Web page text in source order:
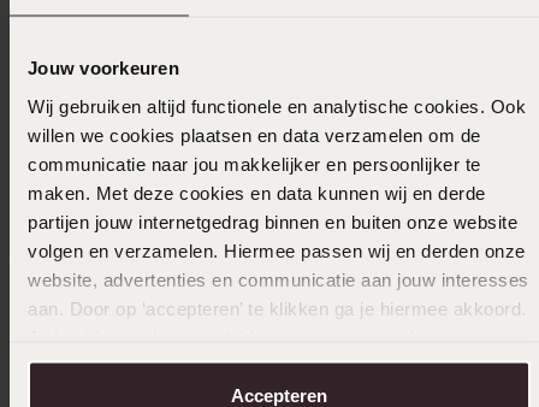
Jouw voorkeuren
Wij gebruiken altijd functionele en analytische cookies. Ook
willen we cookies plaatsen en data verzamelen om de
communicatie naar jou makkelijker en persoonlijker te
maken. Met deze cookies en data kunnen wij en derde
partijen jouw internetgedrag binnen en buiten onze website
volgen en verzamelen. Hiermee passen wij en derden onze
website, advertenties en communicatie aan jouw interesses
aan. Door op ‘accepteren’ te klikken ga je hiermee akkoord.
over in onscookiebeleid.
Accepteren
-33%
3499